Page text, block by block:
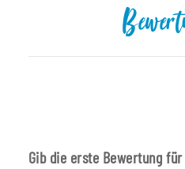
Gib die erste Bewertung